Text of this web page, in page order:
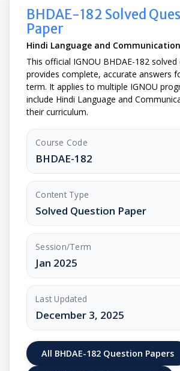
BHDAE-182 Solved
Paper
Hindi Language and Communication
This official IGNOU BHDAE-182
provides complete, accurate answers
term. It applies to multiple IGNOU
include Hindi Language and
their curriculum.
Course Code
BHDAE-182
Content Type
Solved Question Paper
Session/Term
Jan 2025
Last Updated
December 3, 2025
All BHDAE-182 Question Papers